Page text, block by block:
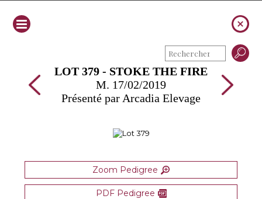
LOT 379 - STOKE THE FIRE
M. 17/02/2019
Présenté par Arcadia Elevage
Zoom Pedigree
PDF Pedigree